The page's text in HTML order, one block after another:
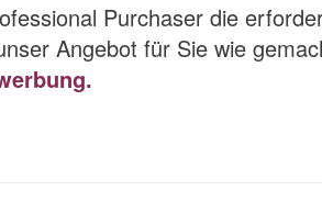
Purchaser die
Angebot für Sie wie